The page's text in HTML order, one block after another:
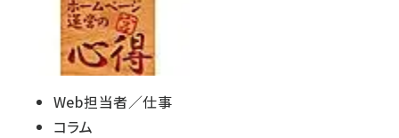
Web担当者／仕事
コラム